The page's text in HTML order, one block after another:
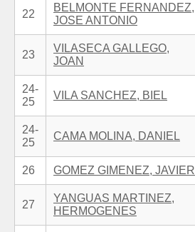
22
BELMONTE FERNANDEZ,
JOSE ANTONIO
23
VILASECA GALLEGO,
JOAN
24-
25
VILA SANCHEZ, BIEL
24-
25
CAMA MOLINA, DANIEL
26 GOMEZ GIMENEZ, JAVIER
27
YANGUAS MARTINEZ,
HERMOGENES